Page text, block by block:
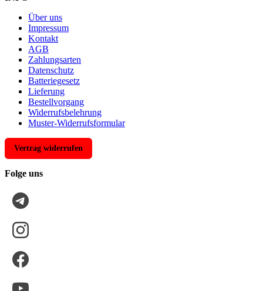
Über uns
Impressum
Kontakt
AGB
Zahlungsarten
Datenschutz
Batteriegesetz
Lieferung
Bestellvorgang
Widerrufsbelehrung
Muster-Widerrufsformular
Vertrag widerrufen
Folge uns